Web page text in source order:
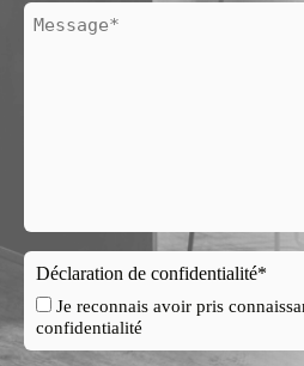
Message
Déclaration de confidentialité*
Je reconnais avoir pris
confidentialité